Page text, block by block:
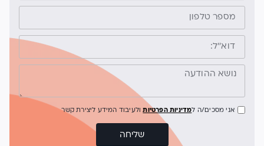
אני מסכים/ה למדיניות הפרטיותולעיבוד המידע ליצירת קשר
שליחה